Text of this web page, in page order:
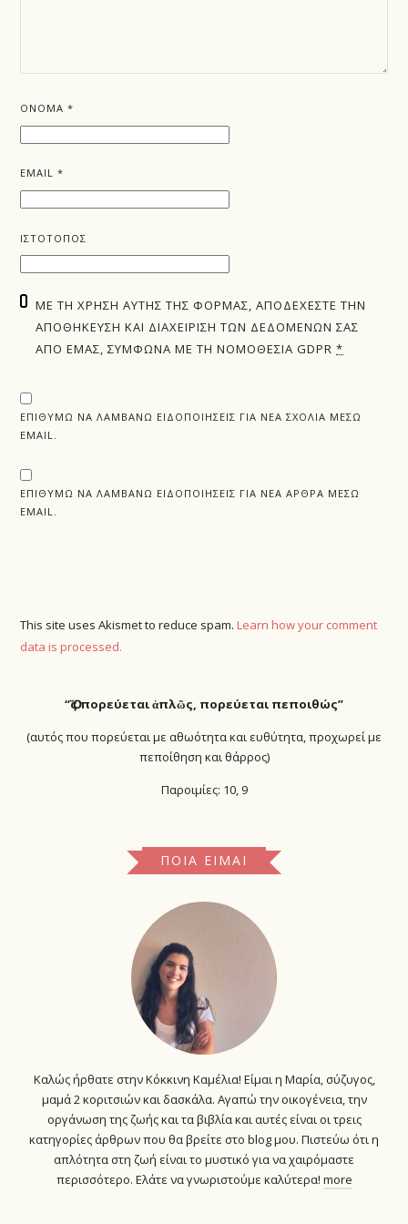
ΌΝΟΜΑ*
EMAIL*
ΙΣΤΌΤΟΠΟΣ
ΜΕ ΤΗ ΧΡΉΣΗ ΑΥΤΉΣ ΤΗΣ ΦΌΡΜΑΣ, ΑΠΟΔΈΧΕΣΤΕ ΤΗΝ
ΑΠΟΘΉΚΕΥΣΗ ΚΑΙ ΔΙΑΧΕΊΡΙΣΗ ΤΩΝ ΔΕΔΟΜΈΝΩΝ ΣΑΣ
ΑΠΌ ΕΜΆΣ, ΣΎΜΦΩΝΑ ΜΕ ΤΗ ΝΟΜΟΘΕΣΊΑ GDPR*
ΕΠΙΘΥΜΏ ΝΑ ΛΑΜΒΆΝΩ ΕΙΔΟΠΟΙΉΣΕΙΣ ΓΙΑ ΝΈΑ ΣΧΌΛΙΑ ΜΈΣΩ
EMAIL.
ΕΠΙΘΥΜΏ ΝΑ ΛΑΜΒΆΝΩ ΕΙΔΟΠΟΙΉΣΕΙΣ ΓΙΑ ΝΈΑ ΆΡΘΡΑ ΜΈΣΩ
EMAIL.
This site uses Akismet to reduce spam. Learn how your comment
data is processed.
“Ὅς πορεύεται ἁπλῶς, πορεύεται πεποιθώς”
(αυτός που πορεύεται με αθωότητα και ευθύτητα, προχωρεί με
πεποίθηση και θάρρος)
Παροιμίες: 10, 9
ΠΟΙΑ ΕΊΜΑΙ
Καλώς ήρθατε στην Κόκκινη Καμέλια! Είμαι η Μαρία, σύζυγος,
μαμά 2 κοριτσιών και δασκάλα. Αγαπώ την οικογένεια, την
οργάνωση της ζωής και τα βιβλία και αυτές είναι οι τρεις
κατηγορίες άρθρων που θα βρείτε στο blog μου. Πιστεύω ότι η
απλότητα στη ζωή είναι το μυστικό για να χαιρόμαστε
περισσότερο. Ελάτε να γνωριστούμε καλύτερα! more